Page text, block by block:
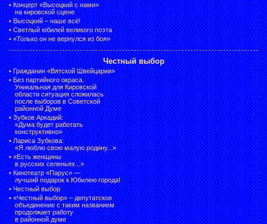
• Концерт «Высоцкий с нами»
на кировской сцене
• Высоцкий – наше всё!
• Светлый юбилей великого поэта
• «Только он не вернулся из боя»
Честный выбор
• Гражданин «Вятской Швейцарии»
• Без партийного окраса.
Уникальная для Кировской
области ситуация сложилась
после выборов в Советской
районной Думе
• Зубков Аркадий:
«Дума будет работать
конструктивно»
• Лариса Зубкова:
«Я люблю свою малую родину...»
• «Есть женщины
в русских селеньях...»
• Кинотеатр «Парус» —
лучший подарок к Юбилею города!
• Честный выбор
• «Честный выбор» – депутатское
объединение с таким названием
продолжает работу
в районной думе